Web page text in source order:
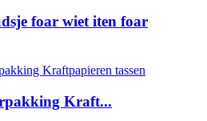
foar wiet iten foar
Kraft...